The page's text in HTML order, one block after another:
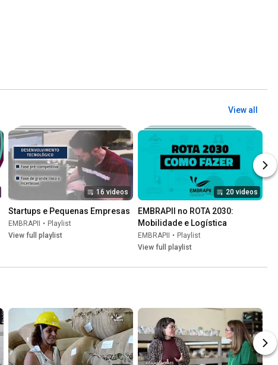
View all
16 videos
Startups e Pequenas Empresas
EMBRAPII • Playlist
View full playlist
20 videos
EMBRAPII no ROTA 2030:
Mobilidade e Logística
EMBRAPII • Playlist
View full playlist